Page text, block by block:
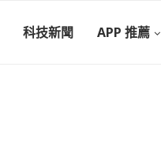
科技新聞 APP 推薦